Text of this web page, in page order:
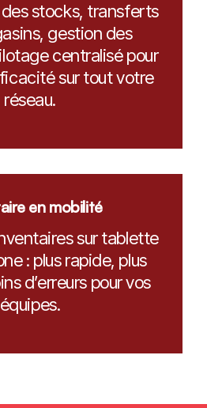
stocks, transferts
gestion des
centralisé pour
sur tout votre
réseau.
en mobilité
sur tablette
: plus rapide, plus
d’erreurs pour vos
équipes.